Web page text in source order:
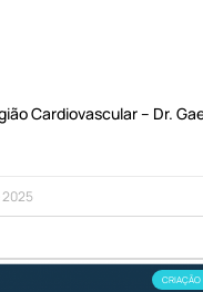
Cardiovascular – Dr.
CRIAÇÃO